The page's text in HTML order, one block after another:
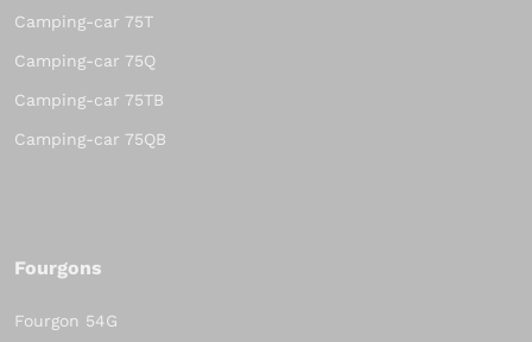
Camping-car 75T
Camping-car 75Q
Camping-car 75TB
Camping-car 75QB
Fourgons
Fourgon 54G